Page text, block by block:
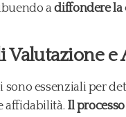
adiffondere la
Valutazione e
sono essenziali per
affidabilità. Il